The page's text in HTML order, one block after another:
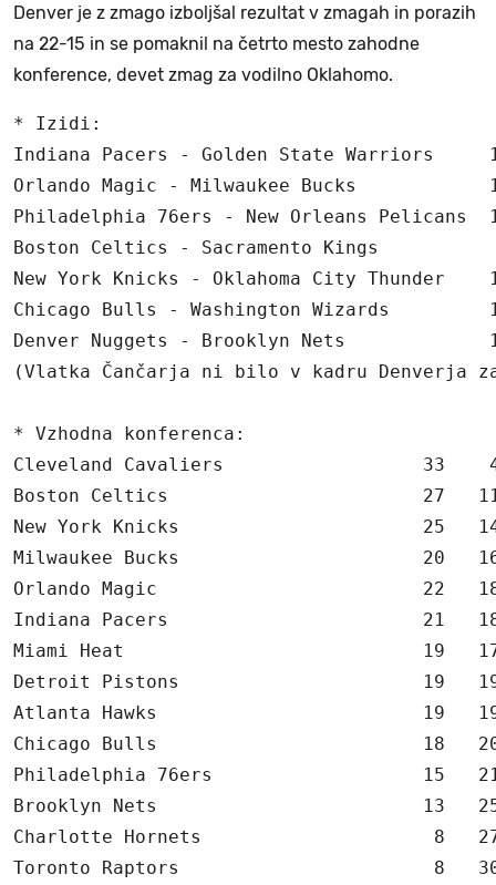
Denver je z zmago izboljšal rezultat v zmagah in porazih
na 22-15 in se pomaknil na četrto mesto zahodne
konference, devet zmag za vodilno Oklahomo.
* Izidi:
Indiana Pacers - Golden State Warriors
Orlando Magic - Milwaukee Bucks
Philadelphia 76ers - New Orleans Pelicans
Boston Celtics - Sacramento Kings
New York Knicks - Oklahoma City Thunder
Chicago Bulls - Washington Wizards
Denver Nuggets - Brooklyn Nets
(Vlatka Čančarja ni bilo v kadru Denverja
* Vzhodna konferenca:
Cleveland Cavaliers                  33
Boston Celtics                       27
New York Knicks                      25
Milwaukee Bucks                      20
Orlando Magic                        22
Indiana Pacers                       21
Miami Heat                           19
Detroit Pistons                      19
Atlanta Hawks                        19
Chicago Bulls                        18
Philadelphia 76ers                   15
Brooklyn Nets                        13
Charlotte Hornets                     8
Toronto Raptors                       8